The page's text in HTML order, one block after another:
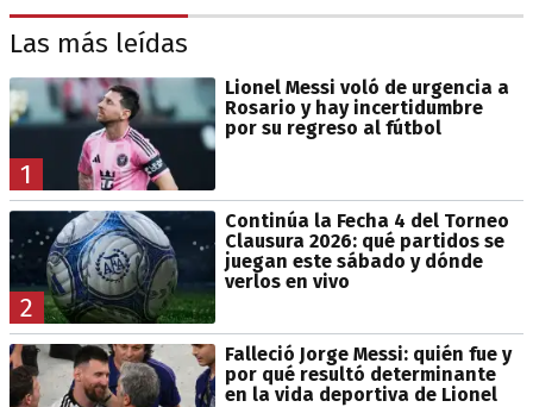
Las más leídas
1
Lionel Messi voló de urgencia a
Rosario y hay incertidumbre
por su regreso al fútbol
2
Continúa la Fecha 4 del Torneo
Clausura 2026: qué partidos se
juegan este sábado y dónde
verlos en vivo
Falleció Jorge Messi: quién fue y
por qué resultó determinante
en la vida deportiva de Lionel